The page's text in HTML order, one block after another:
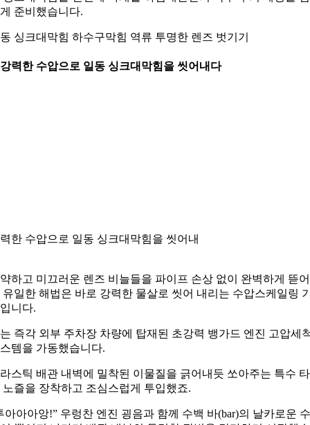
준비했습니다.
싱크대막힘 하수구막힘 역류 투명한 렌즈 벗기기
력한 수압으로 일동 싱크대막힘을 씻어내다
한 수압으로 일동 싱크대막힘을 씻어내
하고 미끄러운 렌즈 비늘들을 파이프 손상 없이 완벽하게 뜯
유일한 해법은 바로 강력한 물살로 씻어 내리는 수압스케일링
니다.
즉각 외부 주차장 차량에 탑재된 초강력 뱅가드 엔진 고압세
템을 가동했습니다.
스틱 배관 내벽에 밀착된 이물질을 긁어내듯 쏘아주는 특수
노즐을 장착하고 조심스럽게 투입했죠.
아아아앙!” 우렁찬 엔진 굉음과 함께 수백 바(bar)의 날카로운 수